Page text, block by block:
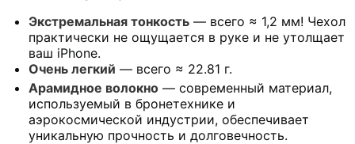
Экстремальная тонкость — всего ≈ 1,2 мм! Чехол
практически не ощущается в руке и не утолщает
ваш iPhone.
Очень легкий — всего ≈ 22.81 г.
Арамидное волокно — современный материал,
используемый в бронетехнике и
аэрокосмической индустрии, обеспечивает
уникальную прочность и долговечность.